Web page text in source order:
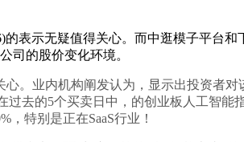
表示无疑值得关心。而中逛模子平台和
司的股价变化环境。
。业内机构阐发认为，显示出投资者对
去的5个买卖日中，的创业板人工智能指
特别是正在SaaS行业！